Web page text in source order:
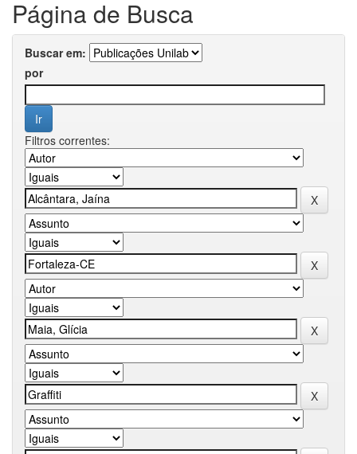
Página de Busca
Buscar em:
por
Filtros correntes: